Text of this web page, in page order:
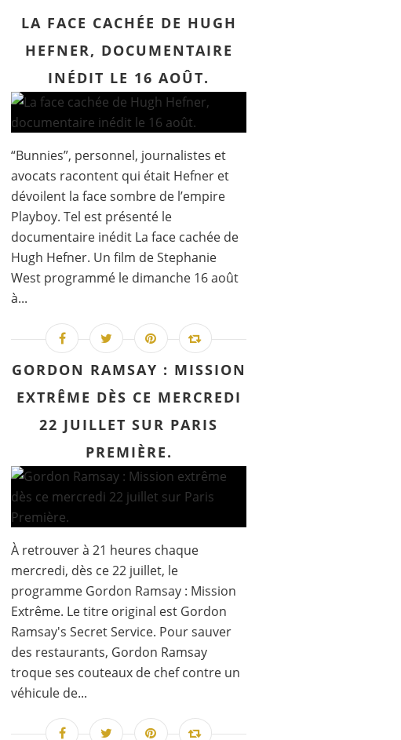
LA FACE CACHÉE DE HUGH
HEFNER, DOCUMENTAIRE
INÉDIT LE 16 AOÛT.
“Bunnies”, personnel, journalistes et
avocats racontent qui était Hefner et
dévoilent la face sombre de l’empire
Playboy. Tel est présenté le
documentaire inédit La face cachée de
Hugh Hefner. Un film de Stephanie
West programmé le dimanche 16 août
à...
GORDON RAMSAY : MISSION
EXTRÊME DÈS CE MERCREDI
22 JUILLET SUR PARIS
PREMIÈRE.
À retrouver à 21 heures chaque
mercredi, dès ce 22 juillet, le
programme Gordon Ramsay : Mission
Extrême. Le titre original est Gordon
Ramsay's Secret Service. Pour sauver
des restaurants, Gordon Ramsay
troque ses couteaux de chef contre un
véhicule de...